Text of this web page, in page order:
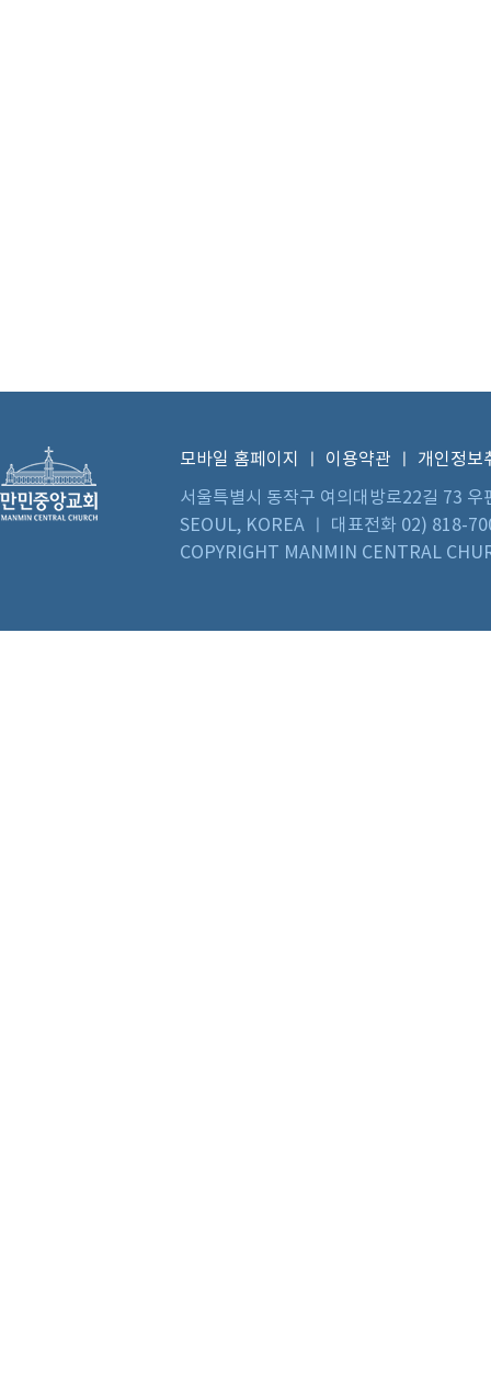
모바일 홈페이지 이용약관
개인정보
서울특별시 동작구 여의대방로22길 73
SEOUL, KOREA ㅣ 대표전화 02) 818-
COPYRIGHT MANMIN CENTRAL